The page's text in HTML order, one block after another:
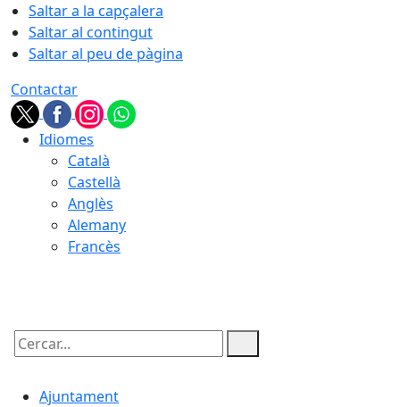
Saltar a la capçalera
Saltar al contingut
Saltar al peu de pàgina
Contactar
Idiomes
Català
Castellà
Anglès
Alemany
Francès
Cercar:
Ajuntament